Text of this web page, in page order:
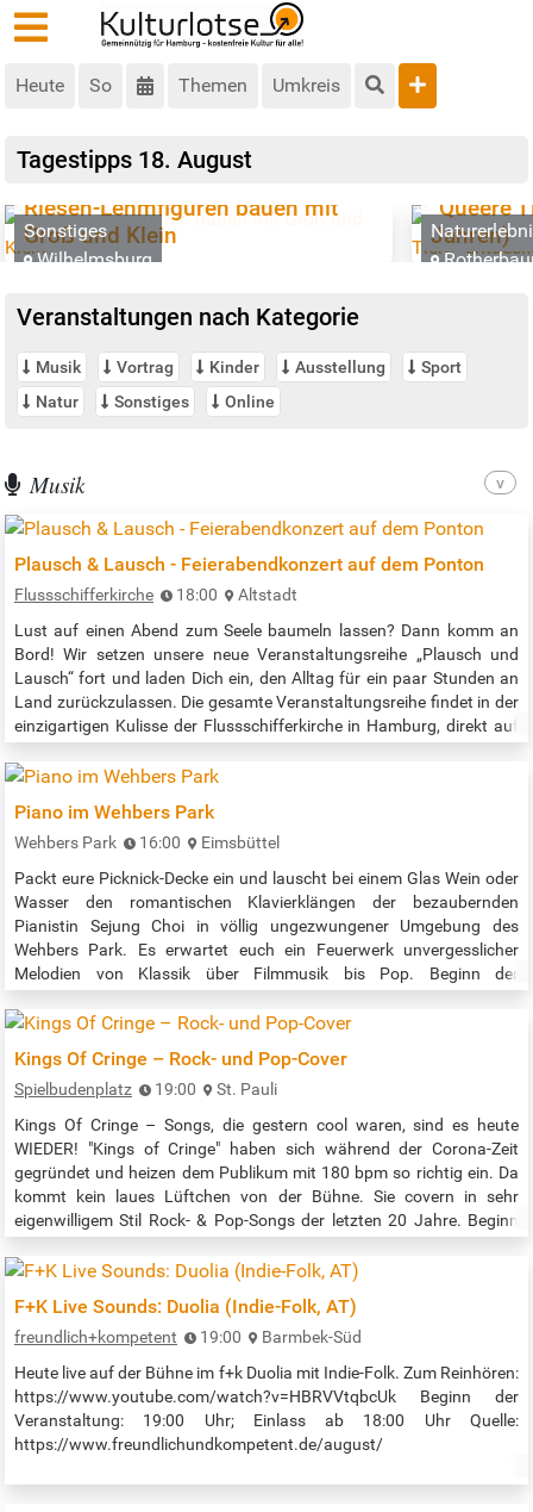
Heute So Themen Umkreis
Tagestipps 18. August
Riesen-Lehmfiguren bauen mit
Groß und Klein
Sonstiges
Wilhelmsburg
“Queere
Jahren)
Veranstaltungen nach Kategorie
Musik Vortrag Kinder Ausstellung
Sport
Natur
Sonstiges Online
Musik
Plausch & Lausch - Feierabendkonzert auf dem Ponton
Flussschifferkirche 18:00
Altstadt
Lust auf einen Abend zum Seele baumeln lassen? Dann komm an
Bord! Wir setzen unsere neue Veranstaltungsreihe „Plausch und
Lausch“ fort und laden Dich ein, den Alltag für ein paar Stunden an
Land zurückzulassen. Die gesamte Veranstaltungsreihe findet in der
einzigartigen Kulisse der Flussschifferkirche in Hamburg, direkt auf
Kirchenschiff Obdach. Am 18.08.2026 bekommen wir gleich im…
Piano im Wehbers Park
Wehbers Park 16:00
Eimsbüttel
Packt eure Picknick-Decke ein und lauscht bei einem Glas Wein oder
Wasser den romantischen Klavierklängen der bezaubernden
Pianistin Sejung Choi in völlig ungezwungener Umgebung des
Wehbers Park. Es erwartet euch ein Feuerwerk unvergesslicher
Melodien von Klassik über Filmmusik bis Pop. Beginn der
https://www.buecherhallen.de/eimsbuettel-termin/piano-im-
Kings Of Cringe – Rock- und Pop-Cover
Spielbudenplatz 19:00
St. Pauli
Kings Of Cringe – Songs, die gestern cool waren, sind es heute
WIEDER! "Kings of Cringe" haben sich während der Corona-Zeit
gegründet und heizen dem Publikum mit 180 bpm so richtig ein. Da
kommt kein laues Lüftchen von der Bühne. Sie covern in sehr
eigenwilligem Stil Rock- & Pop-Songs der letzten 20 Jahre. Beginn
https://spielbudenplatz.eu/erleben/events/kings-of-cringe
F+K Live Sounds: Duolia (Indie-Folk, AT)
freundlich+kompetent 19:00
Barmbek-Süd
Heute live auf der Bühne im f+k Duolia mit Indie-Folk. Zum Reinhören:
https://www.youtube.com/watch?v=HBRVVtqbcUk Beginn der
Veranstaltung: 19:00 Uhr; Einlass ab 18:00 Uhr Quelle:
https://www.freundlichundkompetent.de/august/